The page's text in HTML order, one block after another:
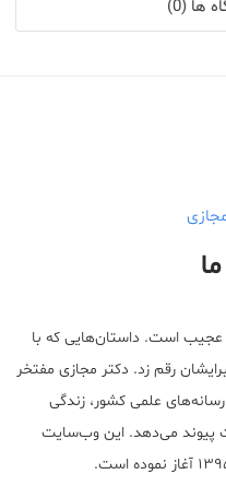
ها (0)
عجیب است. داستان‌هایی که با
رقم زد. دکتر مجازی مفتخر
علمی کشور، زندگی
پیوند می‌دهد. این وب‌سایت